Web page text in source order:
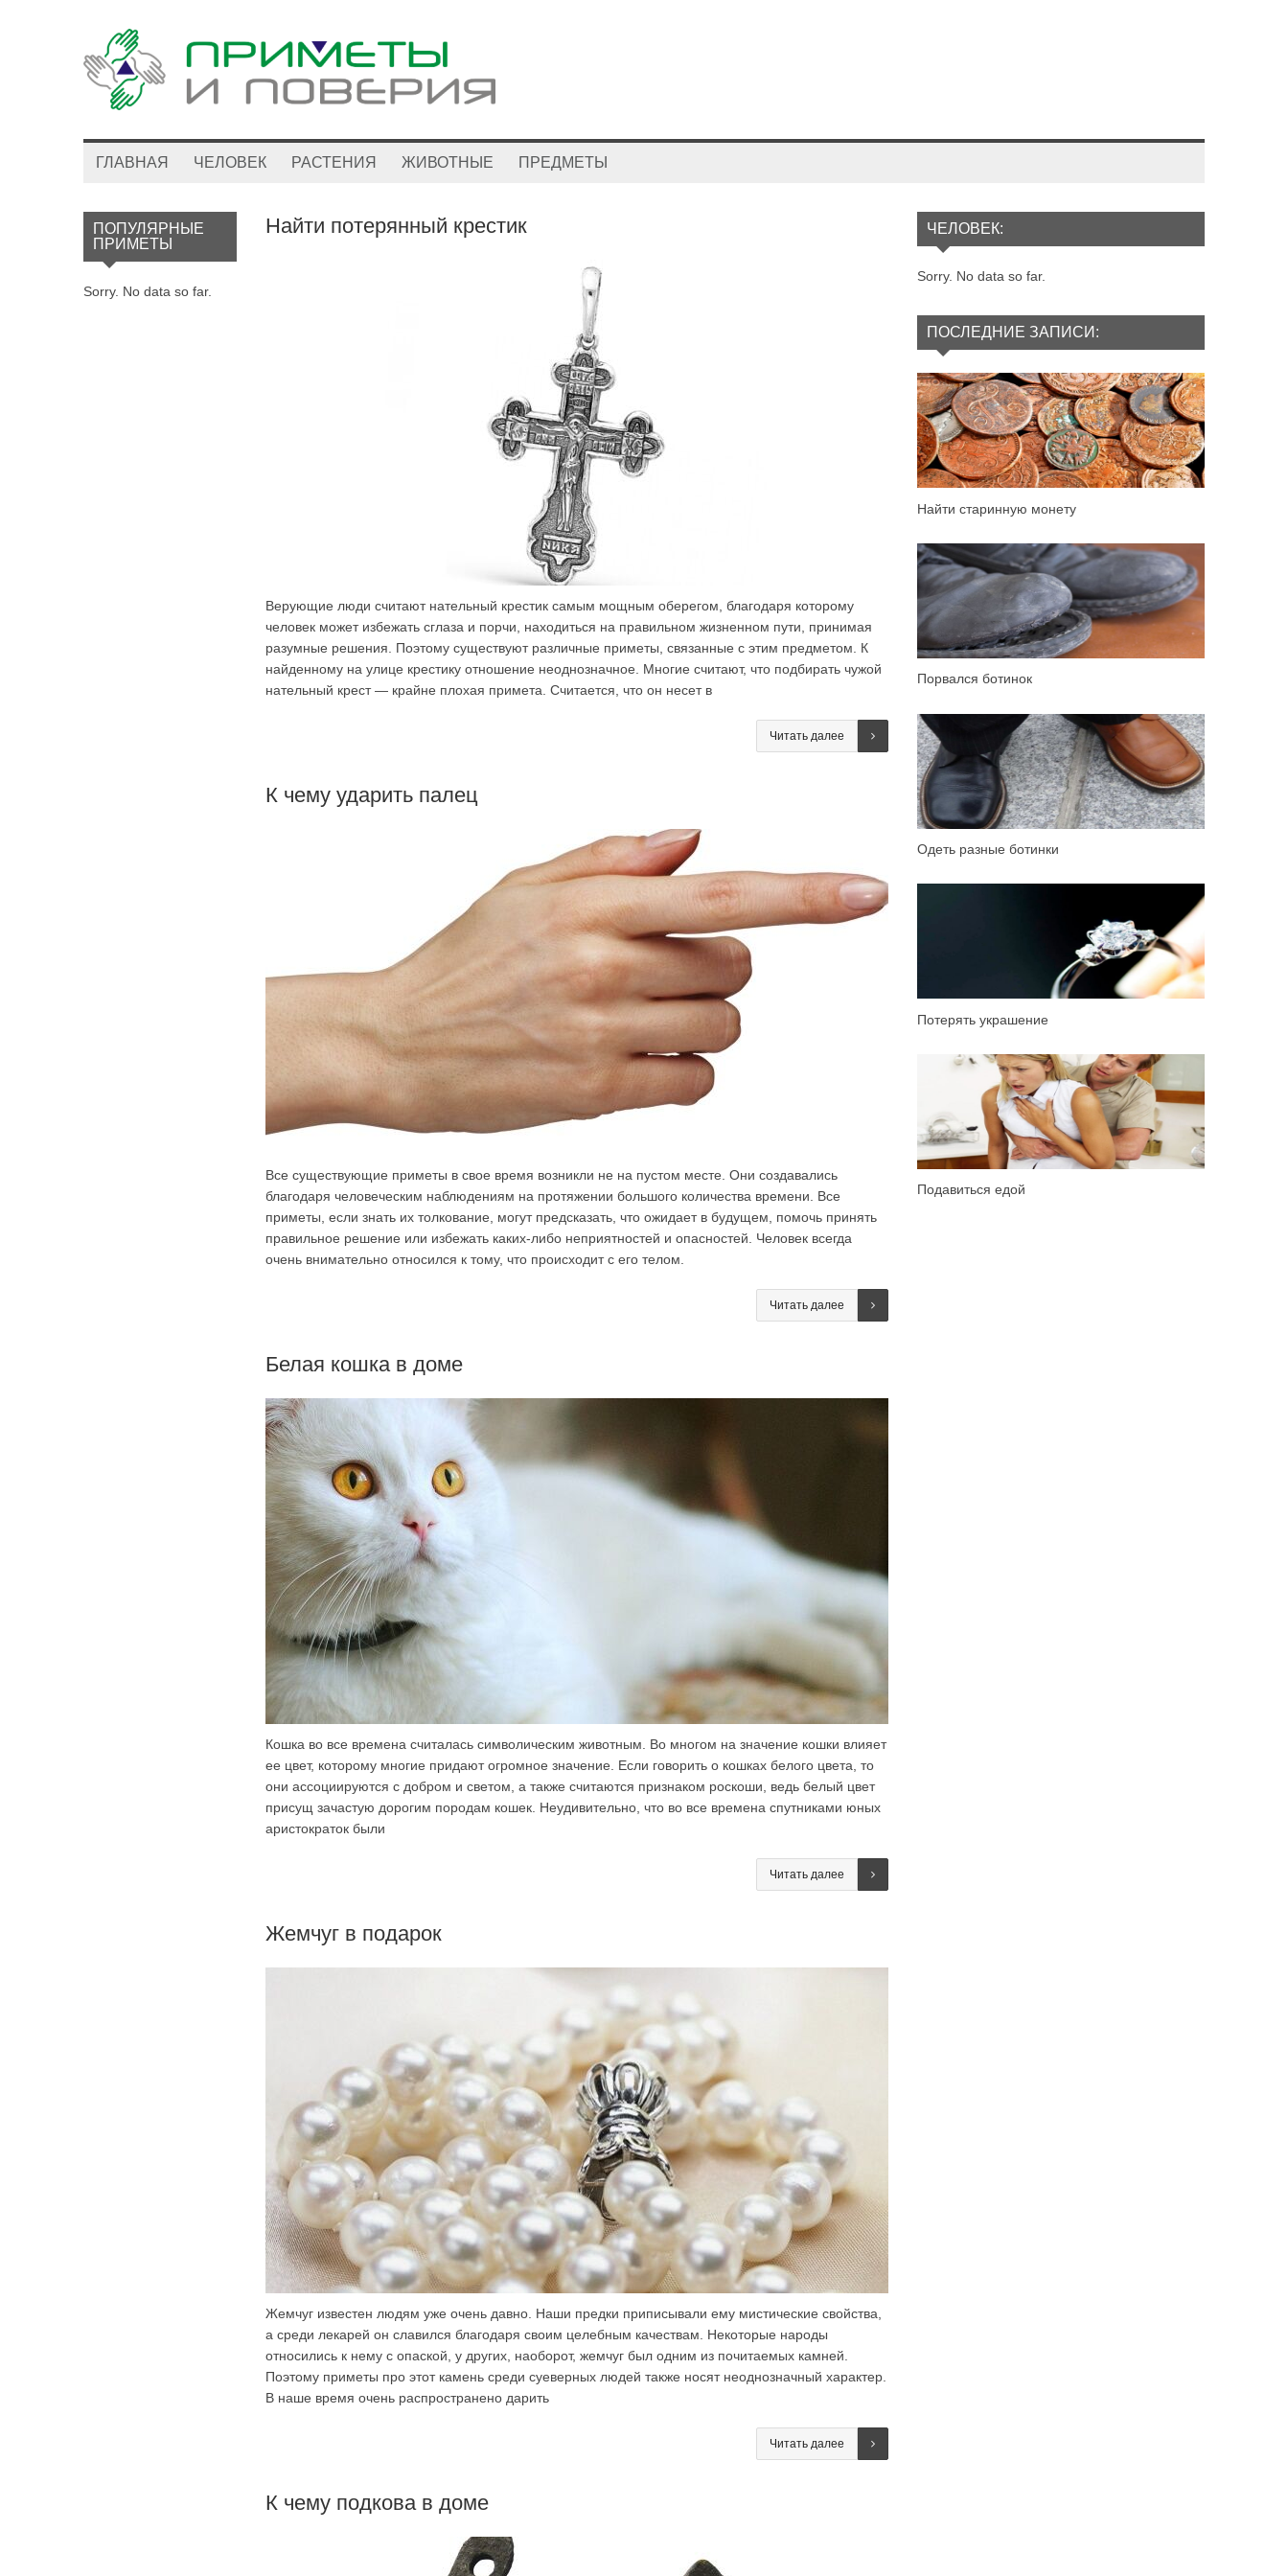
ГЛАВНАЯ ЧЕЛОВЕК РАСТЕНИЯ ЖИВОТНЫЕ ПРЕДМЕТЫ
ПОПУЛЯРНЫЕ
ПРИМЕТЫ
Sorry. No data so far.
Найти потерянный крестик
Верующие люди считают нательный крестик самым мощным оберегом, благодаря которому
человек может избежать сглаза и порчи, находиться на правильном жизненном пути, принимая
разумные решения. Поэтому существуют различные приметы, связанные с этим предметом. К
найденному на улице крестику отношение неоднозначное. Многие считают, что подбирать чужой
нательный крест — крайне плохая примета. Считается, что он несет в
Читать далее
К чему ударить палец
Все существующие приметы в свое время возникли не на пустом месте. Они создавались
благодаря человеческим наблюдениям на протяжении большого количества времени. Все
приметы, если знать их толкование, могут предсказать, что ожидает в будущем, помочь принять
правильное решение или избежать каких-либо неприятностей и опасностей. Человек всегда
очень внимательно относился к тому, что происходит с его телом.
Читать далее
Белая кошка в доме
Кошка во все времена считалась символическим животным. Во многом на значение кошки влияет
ее цвет, которому многие придают огромное значение. Если говорить о кошках белого цвета, то
они ассоциируются с добром и светом, а также считаются признаком роскоши, ведь белый цвет
присущ зачастую дорогим породам кошек. Неудивительно, что во все времена спутниками юных
аристократок были
Читать далее
Жемчуг в подарок
Жемчуг известен людям уже очень давно. Наши предки приписывали ему мистические свойства,
а среди лекарей он славился благодаря своим целебным качествам. Некоторые народы
относились к нему с опаской, у других, наоборот, жемчуг был одним из почитаемых камней.
Поэтому приметы про этот камень среди суеверных людей также носят неоднозначный характер.
В наше время очень распространено дарить
Читать далее
К чему подкова в доме
ЧЕЛОВЕК:
Sorry. No data so far.
ПОСЛЕДНИЕ ЗАПИСИ:
Найти старинную монету
Порвался ботинок
Одеть разные ботинки
Потерять украшение
Подавиться едой